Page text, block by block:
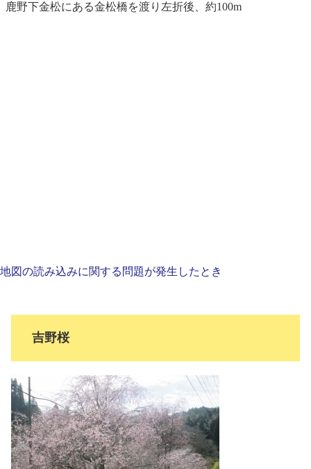
鹿野下金松にある金松橋を渡り左折後、約100m
地図の読み込みに関する問題が発生したとき
吉野桜